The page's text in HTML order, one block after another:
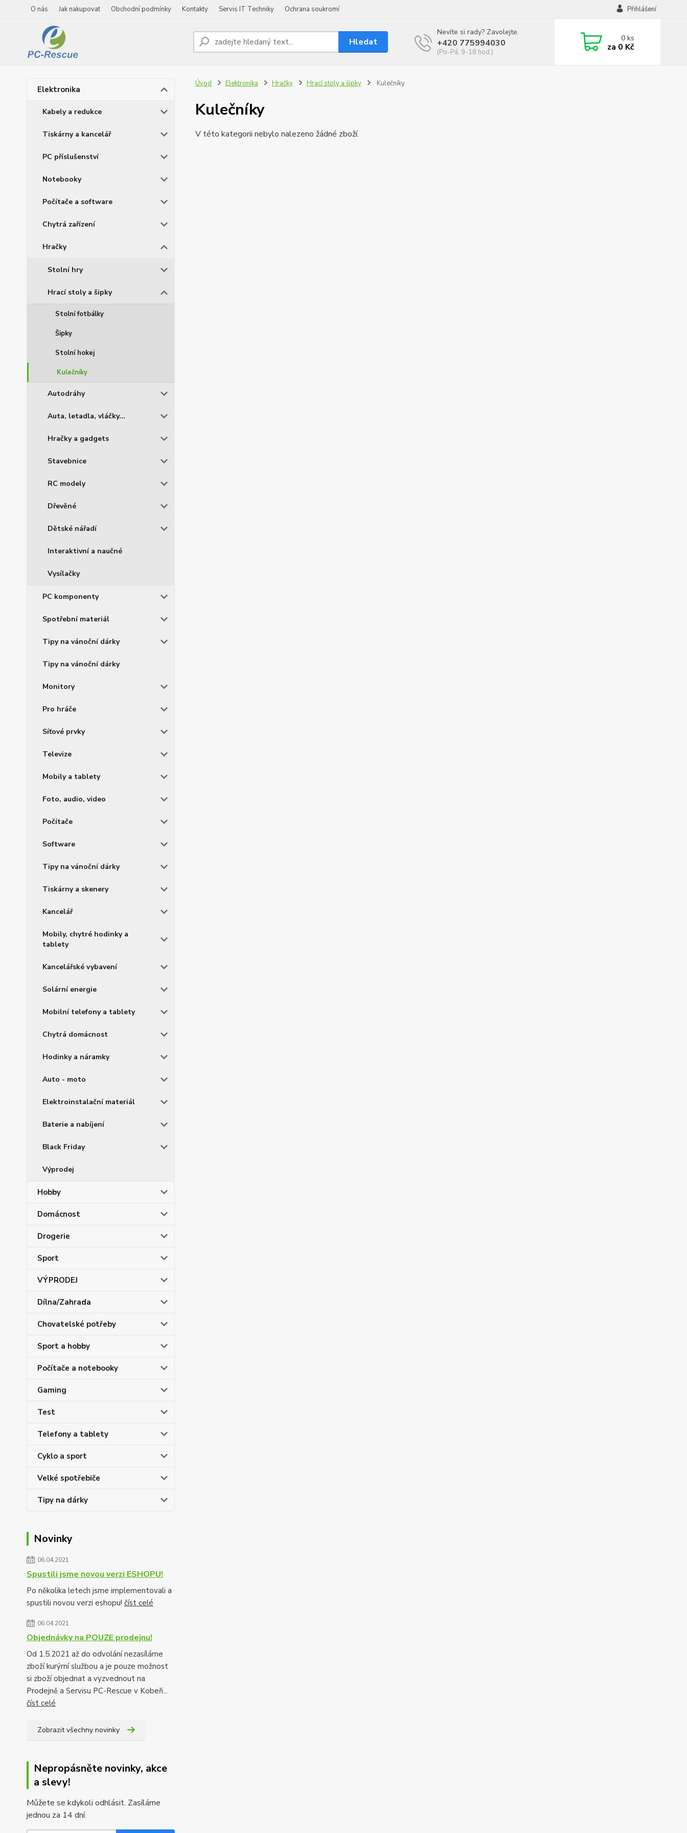
O nás Jak nakupovat Obchodní podmínky Kontakty Servis IT Techniky Ochrana soukromí Přihlášení
Hledat
Nevíte si rady? Zavolejte.
+420 775994030
(Po-Pá, 9-18 hod.)
0ks
za 0 Kč
Elektronika
Kabely a redukce
Tiskárny a kancelář
PC příslušenství
Notebooky
Počítače a software
Chytrá zařízení
Hračky
Stolní hry
Hrací stoly a šipky
Stolní fotbálky
Šipky
Stolní hokej
Kulečníky
Autodráhy
Auta, letadla, vláčky...
Hračky a gadgets
Stavebnice
RC modely
Dřevěné
Dětské nářadí
Interaktivní a naučné
Vysílačky
PC komponenty
Spotřební materiál
Tipy na vánoční dárky
Tipy na vánoční dárky
Monitory
Pro hráče
Síťové prvky
Televize
Mobily a tablety
Foto, audio, video
Počítače
Software
Tipy na vánoční dárky
Tiskárny a skenery
Kancelář
Mobily, chytré hodinky a
tablety
Kancelářské vybavení
Solární energie
Mobilní telefony a tablety
Chytrá domácnost
Hodinky a náramky
Auto - moto
Elektroinstalační materiál
Baterie a nabíjení
Black Friday
Výprodej
Hobby
Domácnost
Drogerie
Sport
VÝPRODEJ
Dílna/Zahrada
Chovatelské potřeby
Sport a hobby
Počítače a notebooky
Gaming
Test
Telefony a tablety
Cyklo a sport
Velké spotřebiče
Tipy na dárky
Novinky
06.04.2021
Spustili jsme novou verzi ESHOPU!
Po několika letech jsme implementovali a
spustili novou verzi eshopu! číst celé
06.04.2021
Objednávky na POUZE prodejnu!
Od 1.5.2021 až do odvolání nezasíláme
zboží kurýrní službou a je pouze možnost
si zboží objednat a vyzvednout na
Prodejně a Servisu PC-Rescue v Kobeři...
číst celé
Zobrazit všechny novinky
Nepropásněte novinky, akce
a slevy!
Můžete se kdykoli odhlásit. Zasíláme
jednou za 14 dní.
Úvod Elektronika Hračky Hrací stoly a šipky Kulečníky
Kulečníky
V této kategorii nebylo nalezeno žádné zboží.